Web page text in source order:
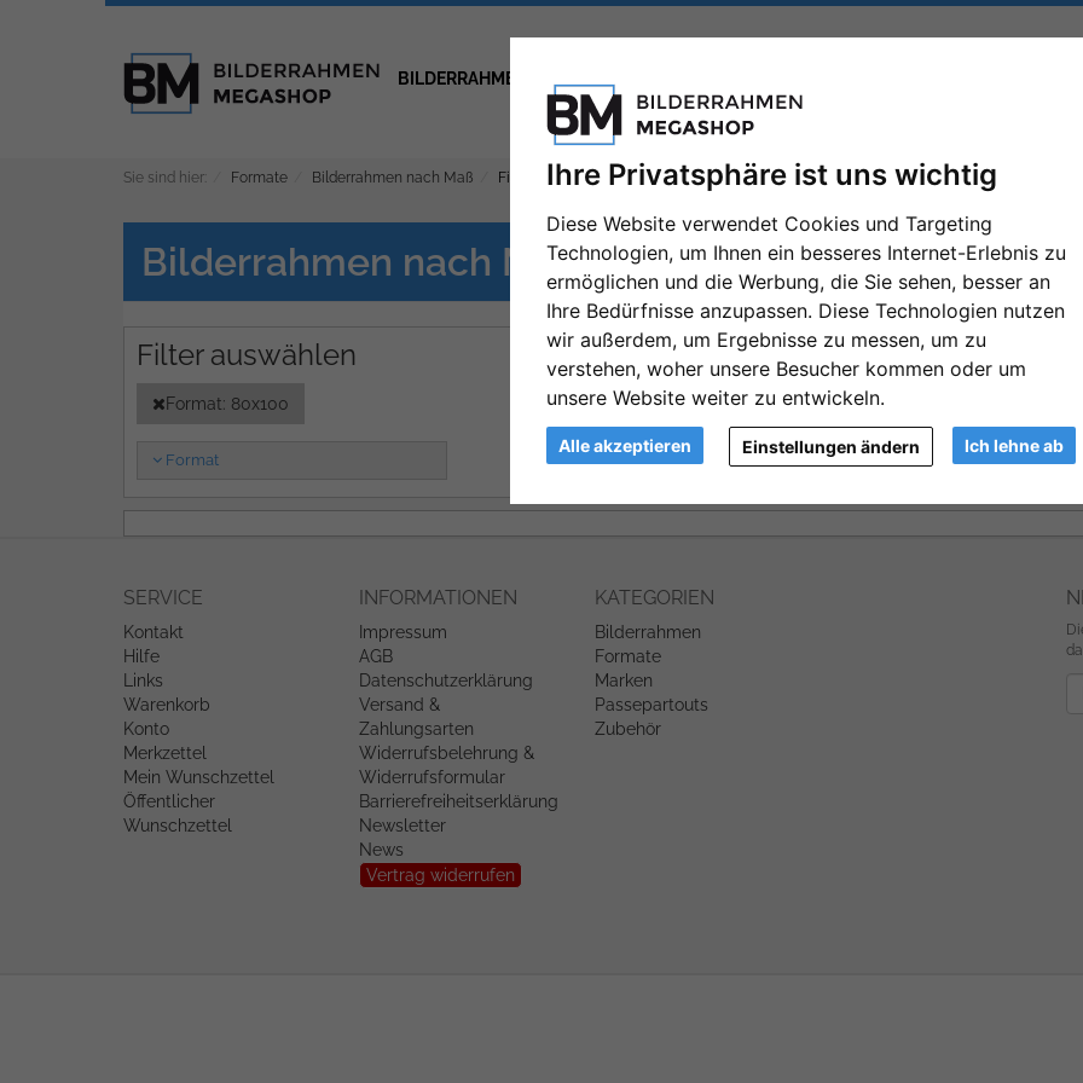
Ihre Privatsphäre ist uns wichtig
Diese Website verwendet Cookies und Targeting
Technologien, um Ihnen ein besseres Internet-Erlebnis zu
ermöglichen und die Werbung, die Sie sehen, besser an
Ihre Bedürfnisse anzupassen. Diese Technologien nutzen
wir außerdem, um Ergebnisse zu messen, um zu
verstehen, woher unsere Besucher kommen oder um
unsere Website weiter zu entwickeln.
Alle akzeptieren Ich lehne ab
Einstellungen ändern
BILDERRAHMEN
Sie sind hier: Formate Bilderrahmen nach Maß Filter: Format: 80x100
Bilderrahmen nach Maß
Format: 80x100
Format
SERVICE
Kontakt
Hilfe
Links
Warenkorb
Konto
Merkzettel
Mein Wunschzettel
Öffentlicher
Wunschzettel
INFORMATIONEN
Impressum
AGB
Datenschutzerklärung
Versand &
Zahlungsarten
Widerrufsbelehrung &
Widerrufsformular
Barrierefreiheitserklärung
Newsletter
News
Vertrag widerrufen
KATEGORIEN
Bilderrahmen
Formate
Marken
Passepartouts
Zubehör